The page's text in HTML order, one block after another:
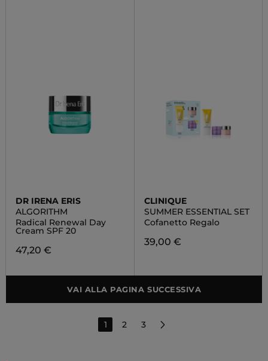
DR IRENA ERIS
ALGORITHM
Radical Renewal Day
Cream SPF 20
47,20 €
CLINIQUE
SUMMER ESSENTIAL SET
Cofanetto Regalo
39,00 €
VAI ALLA PAGINA SUCCESSIVA
1 2 3